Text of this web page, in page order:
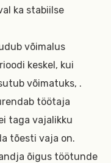
ka stabiilse
võimalus
keskel, kui
võimatuks, .
töötaja
taga vajalikku
tõesti vaja on.
õigus töötunde